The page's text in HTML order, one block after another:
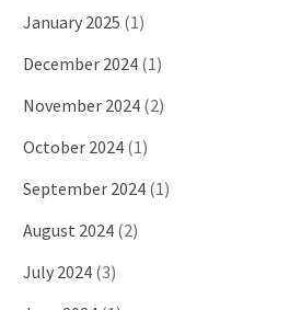
January 2025 (1)
December 2024 (1)
November 2024 (2)
October 2024 (1)
September 2024 (1)
August 2024 (2)
July 2024 (3)